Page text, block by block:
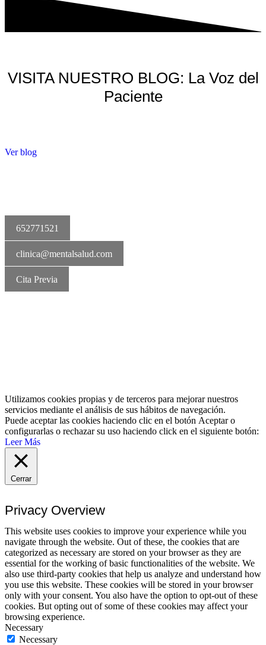
VISITA NUESTRO BLOG: La Voz del
Paciente
Ver blog
652771521
clinica@mentalsalud.com
Cita Previa
Utilizamos cookies propias y de terceros para mejorar nuestros
servicios mediante el análisis de sus hábitos de navegación.
Puede aceptar las cookies haciendo clic en el botón Aceptaro
configurarlas o rechazar su uso haciendo click en el siguiente botón:
Leer Más
Cerrar
Privacy Overview
This website uses cookies to improve your experience while you
navigate through the website. Out of these, the cookies that are
categorized as necessary are stored on your browser as they are
essential for the working of basic functionalities of the website. We
also use third-party cookies that help us analyze and understand how
you use this website. These cookies will be stored in your browser
only with your consent. You also have the option to opt-out of these
cookies. But opting out of some of these cookies may affect your
browsing experience.
Necessary
Necessary